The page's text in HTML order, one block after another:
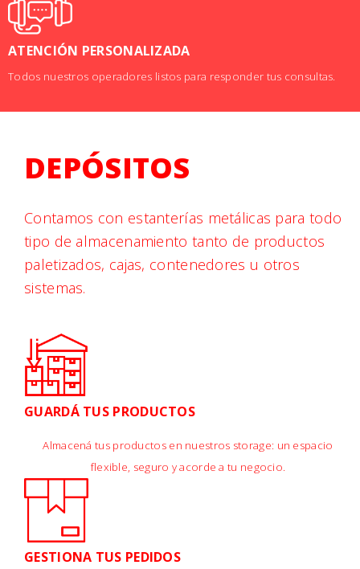
ATENCIÓN PERSONALIZADA
Todos nuestros operadores listos para responder tus consultas.
DEPÓSITOS
Contamos con estanterías metálicas para todo
tipo de almacenamiento tanto de productos
paletizados, cajas, contenedores u otros
sistemas.
GUARDÁ TUS PRODUCTOS
Almacená tus productos en nuestros storage: un espacio
flexible, seguro y acorde a tu negocio.
GESTIONA TUS PEDIDOS